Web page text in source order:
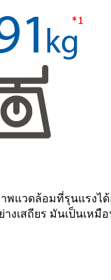
แวดล้อมที่รุนแรงได้
เสถียร มันเป็นเหมื